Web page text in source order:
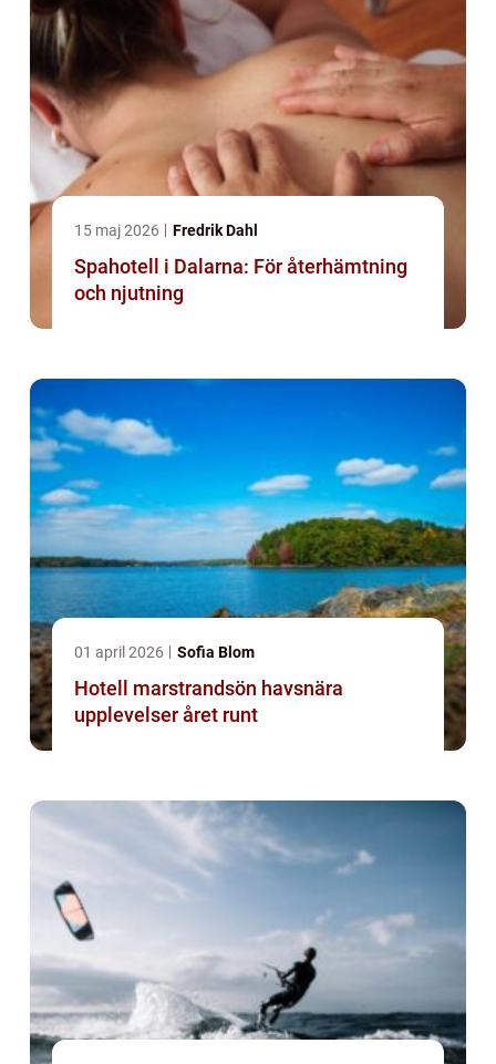
15 maj 2026 Fredrik Dahl
Spahotell i Dalarna: För återhämtning
och njutning
01 april 2026 Sofia Blom
Hotell marstrandsön havsnära
upplevelser året runt